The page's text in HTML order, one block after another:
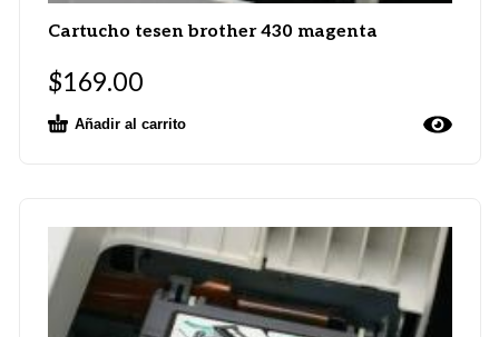
Cartucho tesen brother 430 magenta
$169.00
Añadir al carrito